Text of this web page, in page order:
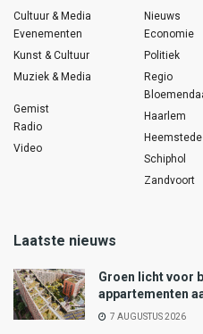
Cultuur & Media
Evenementen
Kunst & Cultuur
Muziek & Media
Gemist
Radio
Video
Nieuws
Economie
Politiek
Regio
Haarlem
Heemstede
Schiphol
Zandvoort
Laatste nieuws
Groen licht voor
appartementen
7 AUGUSTUS 2026